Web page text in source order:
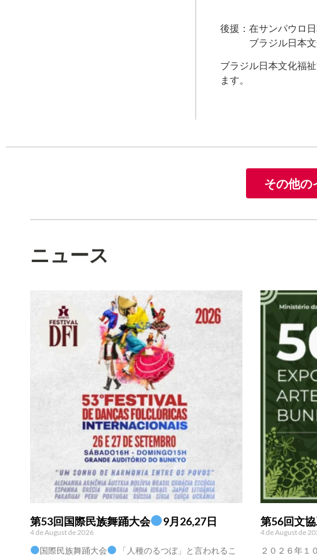
後援：在サンパウロ
ブラジル日本文
ブラジル日本文化福
ます。
その他の
ニュース
第53回国際民族舞踊大会 9月26,27日
4 de August de 2026
国際民族舞踊大会
「人種のるつぼ」と言われるこ
第56回文
4 de August de
２０２６年１